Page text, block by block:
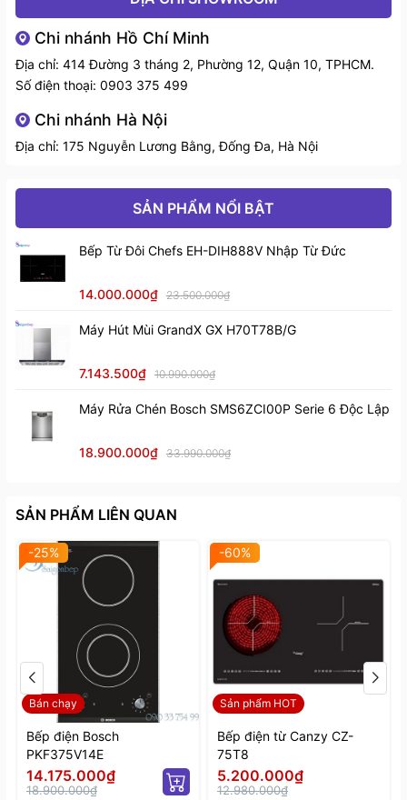
Chi nhánh Hồ Chí Minh
Địa chỉ: 414 Đường 3 tháng 2, Phường 12, Quận 10, TPHCM.
Số điện thoại: 0903 375 499
Chi nhánh Hà Nội
Địa chỉ: 175 Nguyễn Lương Bằng, Đống Đa, Hà Nội
SẢN PHẨM NỔI BẬT
Bếp Từ Đôi Chefs EH-DIH888V Nhập Từ Đức
14.000.000₫ 23.500.000₫
Máy Hút Mùi GrandX GX H70T78B/G
7.143.500₫ 10.990.000₫
Máy Rửa Chén Bosch SMS6ZCI00P Serie 6 Độc Lập
18.900.000₫ 33.990.000₫
SẢN PHẨM LIÊN QUAN
Bán chạy
-25%
Bếp điện Bosch
PKF375V14E
14.175.000₫
18.900.000₫
Sản phẩm HOT
-60%
Bếp điện từ Canzy CZ-
75T8
5.200.000₫
12.980.000₫